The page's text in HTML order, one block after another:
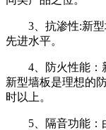
3、抗渗性:新型
先进水平。
4、防火性能：新
新型墙板是理想的
时以上。
5、隔音功能：由